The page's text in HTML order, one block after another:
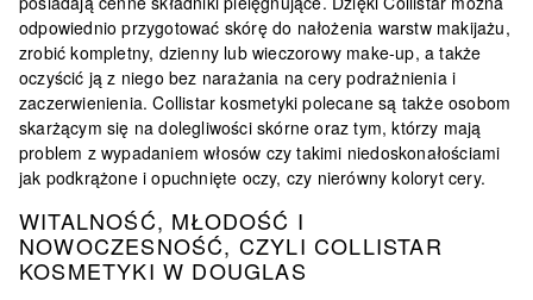
odpowiednio przygotować skórę do nałożenia warstw makijażu,
zrobić kompletny, dzienny lub wieczorowy make-up, a także
oczyścić ją z niego bez narażania na cery podrażnienia i
zaczerwienienia.Collistar kosmetyki polecane są także osobom
skarżącym się na dolegliwości skórne oraz tym, którzy mają
problem z wypadaniem włosów czy takimi niedoskonałościami
jak podkrążone i opuchnięte oczy, czy nierówny koloryt cery.
WITALNOŚĆ, MŁODOŚĆ I
NOWOCZESNOŚĆ, CZYLI COLLISTAR
KOSMETYKI W DOUGLAS